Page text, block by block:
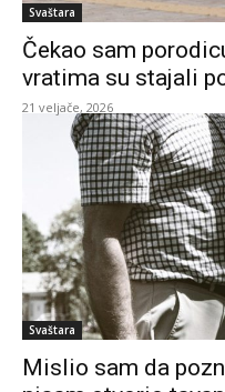
Svaštara
Čekao sam
vratima su stajali
21 veljače, 2026
Svaštara
Mislio sam da